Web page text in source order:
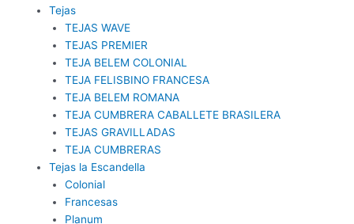
Tejas
TEJAS WAVE
TEJAS PREMIER
TEJA BELEM COLONIAL
TEJA FELISBINO FRANCESA
TEJA BELEM ROMANA
TEJA CUMBRERA CABALLETE BRASILERA
TEJAS GRAVILLADAS
TEJA CUMBRERAS
Tejas la Escandella
Colonial
Francesas
Planum